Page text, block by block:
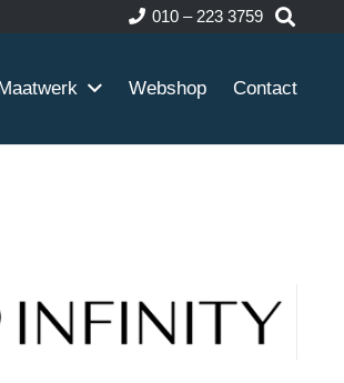
010 – 223 3759
Webshop Contact